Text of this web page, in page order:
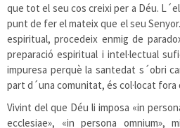
que tot el seu cos creixi per a Déu.
punt de fer el mateix que el seu
espiritual, procedeix enmig de
preparació espiritual i intel·lectual
impuresa perquè la santedat s´obri
part d´una comunitat, és col·locat fora
Vivint del que Déu li imposa «in
ecclesiae», «in persona omnium»,